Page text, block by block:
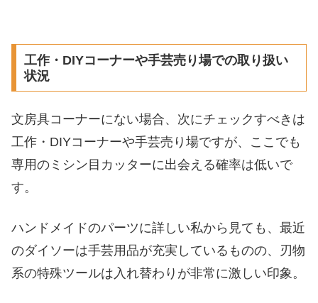
工作・DIYコーナーや手芸売り場での取り扱い
状況
文房具コーナーにない場合、次にチェックすべきは
工作・DIYコーナーや手芸売り場ですが、ここでも
専用のミシン目カッターに出会える確率は低いで
す。
ハンドメイドのパーツに詳しい私から見ても、最近
のダイソーは手芸用品が充実しているものの、刃物
系の特殊ツールは入れ替わりが非常に激しい印象。